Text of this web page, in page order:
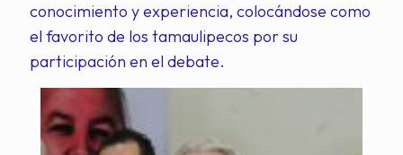
conocimiento y experiencia, colocándose como
el favorito de los tamaulipecos por su
participación en el debate.